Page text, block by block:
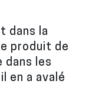
dans la
produit de
dans les
en a avalé